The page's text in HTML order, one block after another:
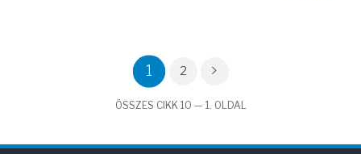
1 2
ÖSSZES CIKK 10 — 1. OLDAL